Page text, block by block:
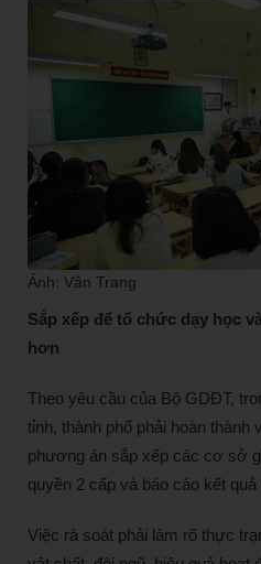
Ảnh: Vân Trang
Sắp xếp để tổ chức dạy học
hơn
Theo yêu cầu của Bộ GDĐT,
tỉnh, thành phố phải hoàn thành
phương án sắp xếp các cơ sở
quyền 2 cấp và báo cáo kết
Việc rà soát phải làm rõ thực